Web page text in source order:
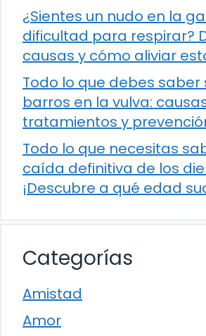
¿Sientes un nudo en la
dificultad para respirar?
causas y cómo aliviar
Todo lo que debes saber
barros en la vulva:
tratamientos y
Todo lo que necesitas
caída definitiva de los
¡Descubre a qué edad
Categorías
Amistad
Amor